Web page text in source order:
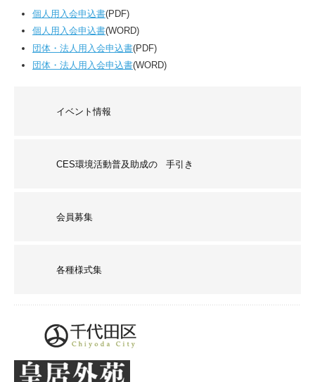
個人用入会申込書(PDF)
個人用入会申込書(WORD)
団体・法人用入会申込書(PDF)
団体・法人用入会申込書(WORD)
イベント情報
CES環境活動普及助成の 手引き
会員募集
各種様式集